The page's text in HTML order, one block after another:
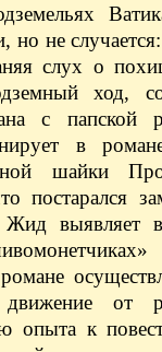
не
слух о
ход,
с папской
в
шайки
постарался
выявляет
от
опыта к